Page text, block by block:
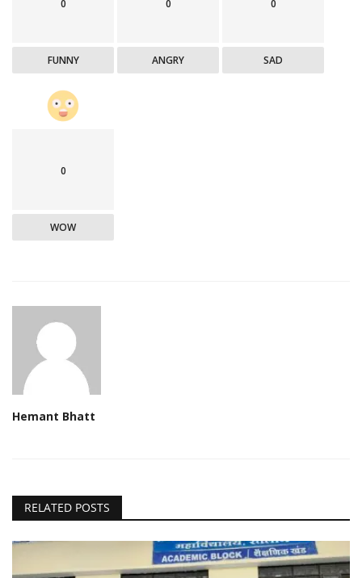
0
FUNNY
0
ANGRY
0
SAD
0
WOW
Hemant Bhatt
RELATED POSTS